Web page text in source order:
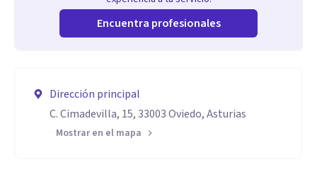
Encuentra profesionales
Dirección principal
C. Cimadevilla, 15, 33003 Oviedo, Asturias
Mostrar en el mapa